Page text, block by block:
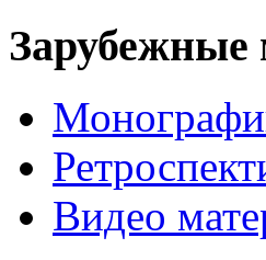
Зарубежные
Видео